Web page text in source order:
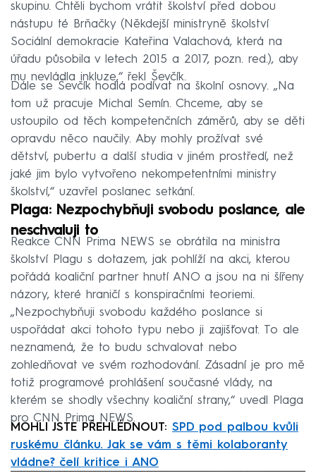
skupinu. Chtěli bychom vrátit školství před dobou
nástupu té Brňačky (Někdejší ministryně školství
Sociální demokracie Kateřina Valachová, která na
úřadu působila v letech 2015 a 2017, pozn. red.), aby
mu nevládla inkluze,“ řekl Ševčík.
Dále se Ševčík hodlá podívat na školní osnovy. „Na
tom už pracuje Michal Semín. Chceme, aby se
ustoupilo od těch kompetenčních záměrů, aby se děti
opravdu něco naučily. Aby mohly prožívat své
dětství, pubertu a další studia v jiném prostředí, než
jaké jim bylo vytvořeno nekompetentními ministry
školství,“ uzavřel poslanec setkání.
Plaga: Nezpochybňuji svobodu poslance, ale
neschvaluji to
Reakce CNN Prima NEWS se obrátila na ministra
školství Plagu s dotazem, jak pohlíží na akci, kterou
pořádá koaliční partner hnutí ANO a jsou na ni šířeny
názory, které hraničí s konspiračními teoriemi.
„Nezpochybňuji svobodu každého poslance si
uspořádat akci tohoto typu nebo ji zajišťovat. To ale
neznamená, že to budu schvalovat nebo
zohledňovat ve svém rozhodování. Zásadní je pro mě
totiž programové prohlášení současné vlády, na
kterém se shodly všechny koaliční strany,“ uvedl Plaga
pro CNN Prima NEWS.
MOHLI JSTE PŘEHLÉDNOUT: SPD pod palbou kvůli
ruskému článku. Jak se vám s těmi kolaboranty
vládne? čelí kritice i ANO